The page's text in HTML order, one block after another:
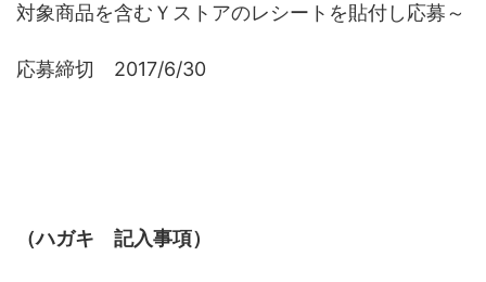
対象商品を含むＹストアのレシートを貼付し応募～
応募締切 2017/6/30
（ハガキ 記入事項）